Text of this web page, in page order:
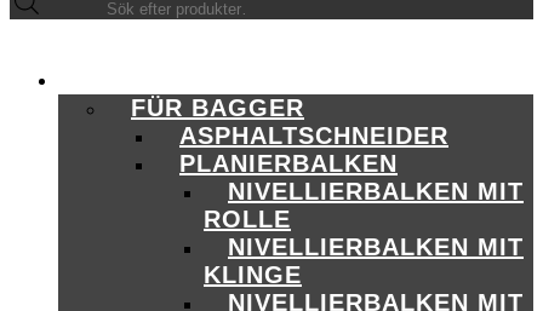
search
FÜR BAGGER
ASPHALTSCHNEIDER
PLANIERBALKEN
NIVELLIERBALKEN MIT
ROLLE
NIVELLIERBALKEN MIT
KLINGE
NIVELLIERBALKEN MIT